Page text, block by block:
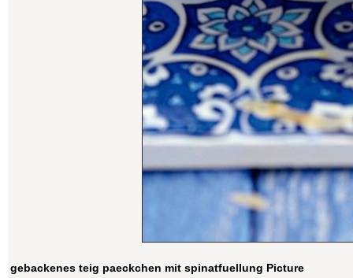
gebackenes teig paeckchen mit spinatfuellung Picture